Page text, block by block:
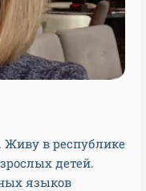
Живу в республике
детей.
языков